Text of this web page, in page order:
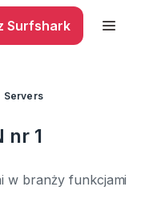
Surfshark
Servers
nr 1
w branży funkcjami